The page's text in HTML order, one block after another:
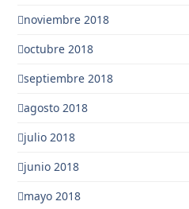
noviembre 2018
octubre 2018
septiembre 2018
agosto 2018
julio 2018
junio 2018
mayo 2018